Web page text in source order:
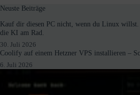
Neuste Beiträge
Kauf dir diesen PC nicht, wenn du Linux
die KI am Rad.
30. Juli 2026
Coolify auf einem Hetzner VPS installieren –
6. Juli 2026